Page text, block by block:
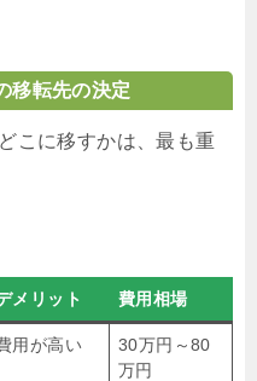
移転先の決定
こに移すかは、最も重
メリット 費用相場
用が高い
30万円～80
万円